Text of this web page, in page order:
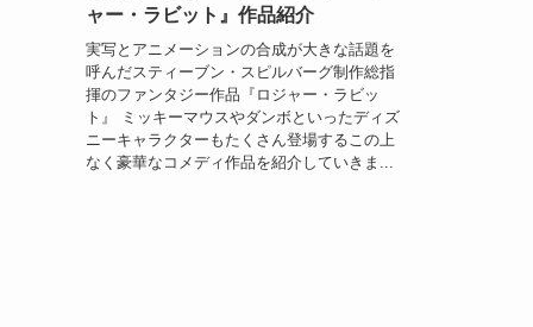
ャー・ラビット』作品紹介
実写とアニメーションの合成が大きな話題を
呼んだスティーブン・スピルバーグ制作総指
揮のファンタジー作品『ロジャー・ラビッ
ト』 ミッキーマウスやダンボといったディズ
ニーキャラクターもたくさん登場するこの上
なく豪華なコメディ作品を紹介していきま...